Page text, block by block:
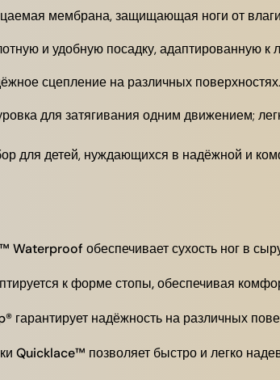
мембрана, защищающая ноги от
и удобную посадку, адаптированную
сцепление на различных поверхностях.
для затягивания одним движением;
для детей, нуждающихся в надёжной и
обеспечивает сухость ног в
к форме стопы, обеспечивая
гарантирует надёжность на различных
Quicklace™ позволяет быстро и легко